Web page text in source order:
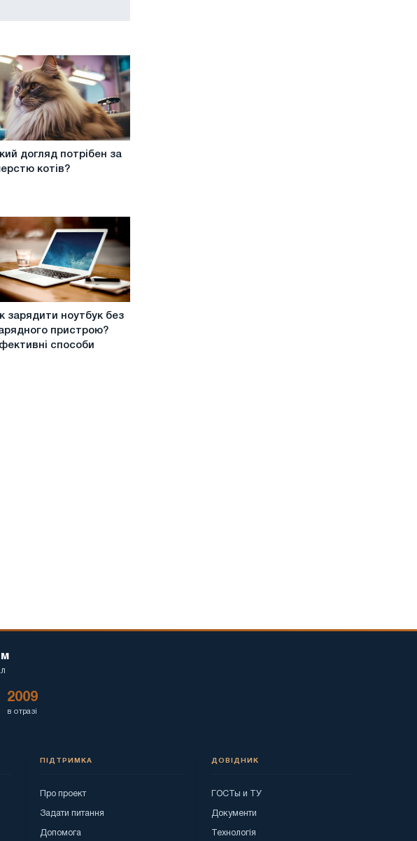
догляд потрібен за
котів?
зарядити ноутбук без
пристрою?
способи
2009
в отразі
ПІДТРИМКА
Про проект
Задати питання
Допомога
ДОВІДНИК
ГОСТы и ТУ
Документи
Технологія